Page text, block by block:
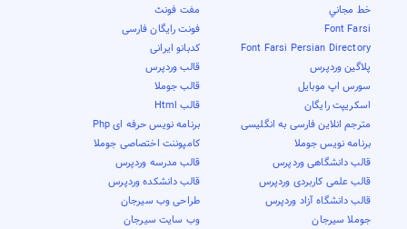
خط مجاني
مفت فونٹ
Font Farsi
فونت رایگان فارسی
Font Farsi Persian Directory
کدبانو ایرانی
پلاگین وردپرس
قالب وردپرس
سورس اپ موبایل
قالب جوملا
اسکریپت رایگان
قالب Html
مترجم انلاین فارسی به انگلیسی
برنامه نویس حرفه ای Php
برنامه نویس جوملا
کامپوننت اختصاصی جوملا
قالب دانشگاهی وردپرس
قالب مدرسه وردپرس
قالب علمی کاربردی وردپرس
قالب دانشکده وردپرس
قالب دانشگاه آزاد وردپرس
طراحی وب سیرجان
جوملا سیرجان
وب سایت سیرجان